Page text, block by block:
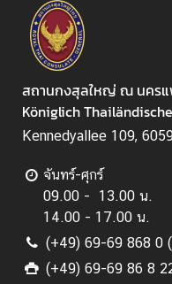
อ
เ
ร
า
สถานกงสุลใหญ่ ณ นครแ
Königlich
Kennedyallee 109,
จันทร์-ศุกร์
09.00 - 13.00 น.
14.00 - 17.00 น.
(+49) 69-69 868 0
(+49) 69-69 86 8